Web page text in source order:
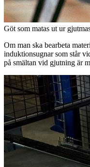
Göt som matas ut ur
Om man ska bearbeta
induktionsugnar som står
på smältan vid gjutning är